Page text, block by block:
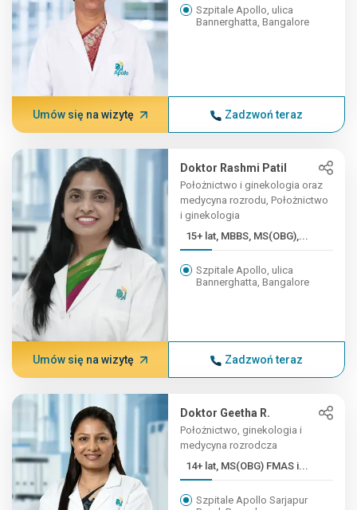
Szpitale Apollo, ulica
Bannerghatta, Bangalore
Umów się na wizytę Zadzwoń teraz
Doktor Rashmi Patil
Położnictwo i ginekologia oraz
medycyna rozrodu, Położnictwo
i ginekologia
15+ lat, MBBS, MS(OBG),...
Szpitale Apollo, ulica
Bannerghatta, Bangalore
Umów się na wizytę Zadzwoń teraz
Doktor Geetha R.
Położnictwo, ginekologia i
medycyna rozrodcza
14+ lat, MS(OBG) FMAS i...
Szpitale Apollo Sarjapur